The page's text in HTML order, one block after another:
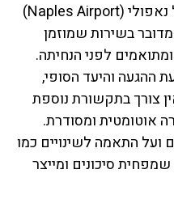
הסעה פרטית מנמל התעופה של נאפולי (Naples Airport)
בשירות שמוזמן
לפני הנחיתה.
ההגעה והיעד הסופי,
צורך בתקשורת נוספת
אוטומטית ומסודרת.
ועל התאמה לשינויים כמו
סיכונים ומייצר